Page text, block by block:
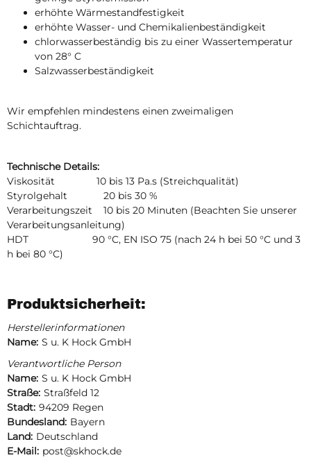
erhöhte Wärmestandfestigkeit
erhöhte Wasser- und Chemikalienbeständigkeit
chlorwasserbeständig bis zu einer Wassertemperatur
von 28° C
Salzwasserbeständigkeit
Wir empfehlen mindestens einen zweimaligen
Schichtauftrag.
Technische Details:
Viskosität 10 bis 13 Pa.s (Streichqualität)
Styrolgehalt 20 bis 30 %
Verarbeitungszeit 10 bis 20 Minuten (Beachten Sie unserer
Verarbeitungsanleitung)
HDT 90 °C, EN ISO 75 (nach 24 h bei 50 °C und 3
h bei 80 °C)
Produktsicherheit:
Herstellerinformationen
Name: S u. K Hock GmbH
Verantwortliche Person
Name: S u. K Hock GmbH
Straße: Straßfeld 12
Stadt: 94209 Regen
Bundesland: Bayern
Land: Deutschland
E-Mail: post@skhock.de